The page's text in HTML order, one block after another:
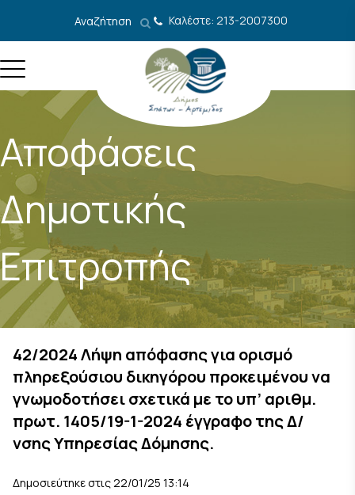
Αναζήτηση Καλέστε: 213-2007300
Αποφάσεις
Δημοτικής
Επιτροπής
42/2024 Λήψη απόφασης για ορισμό
πληρεξούσιου δικηγόρου προκειμένου να
γνωμοδοτήσει σχετικά με το υπ’ αριθμ.
πρωτ. 1405/19-1-2024 έγγραφο της Δ/
νσης Υπηρεσίας Δόμησης.
Δημοσιεύτηκε στις 22/01/25 13:14